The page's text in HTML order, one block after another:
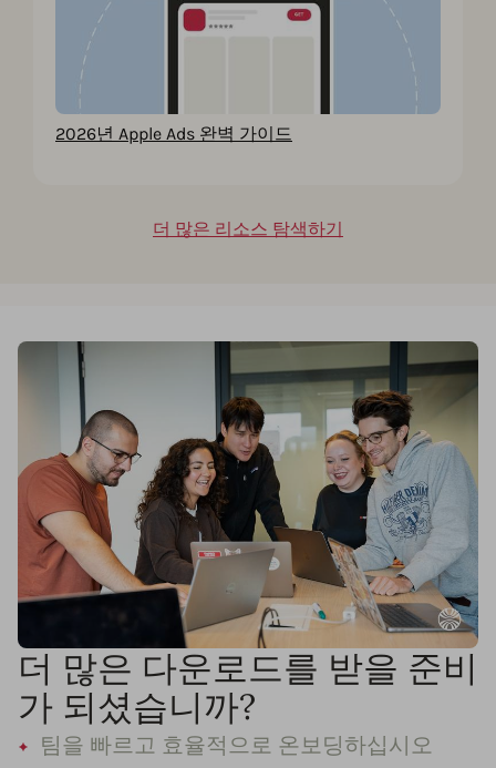
2026년 Apple Ads 완벽 가이드
더 많은 리소스 탐색하기
더 많은 다운로드를 받을 준비
가 되셨습니까?
팀을 빠르고 효율적으로 온보딩하십시오